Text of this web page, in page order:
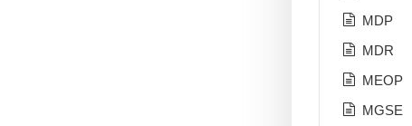
MDP
MDR
MEOP
MGSE